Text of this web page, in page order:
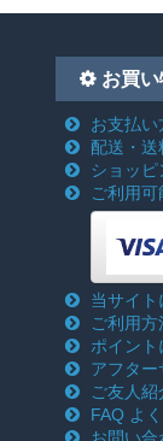
お買
お支払い
配送・送
ショッ
ご利用
当サイト
ご利用方
ポイント
アフター
ご友人
FAQ よ